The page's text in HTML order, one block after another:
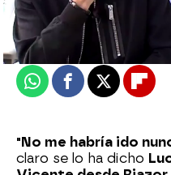
Actualizado:
10 de
Publicado:
10 de enero
WhatsappFacebook
X
"No me habría ido
claro se lo ha dicho